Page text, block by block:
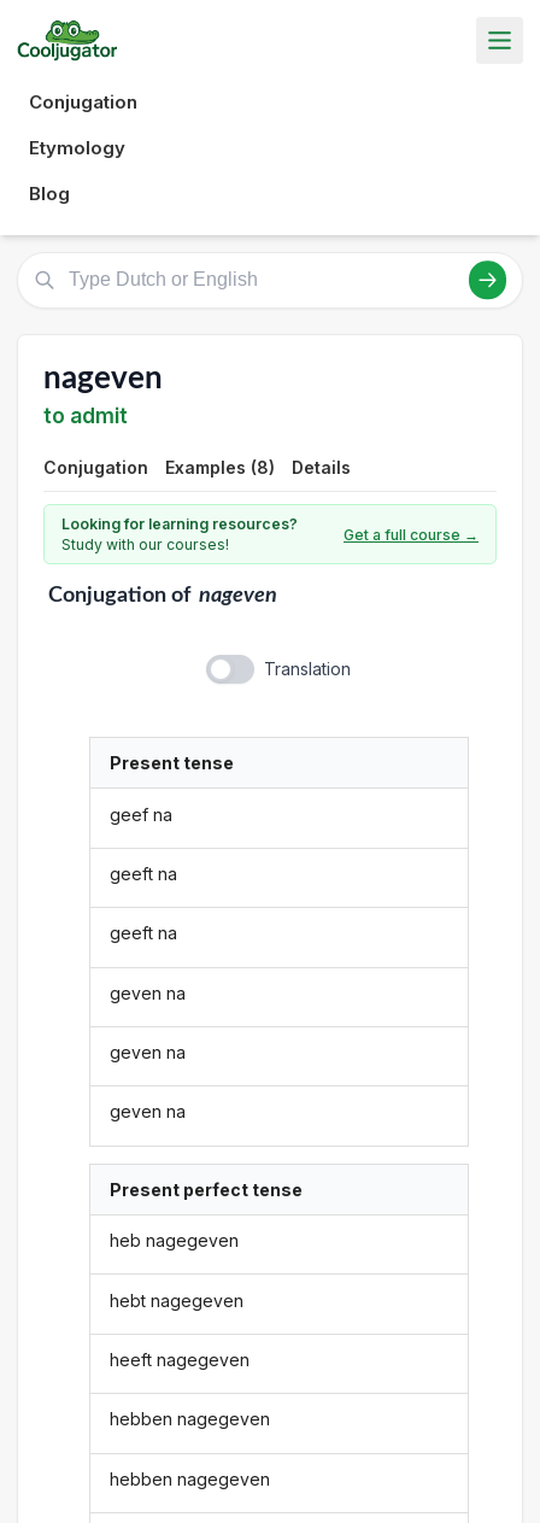
Conjugation
Etymology
Blog
nageven
to admit
Conjugation Examples (8) Details
Looking for learning resources?
Study with our courses!
Get a full course →
Conjugationof nageven
Translation
Present tense
geef na
geeft na
geeft na
geven na
geven na
geven na
Present perfect tense
heb nagegeven
hebt nagegeven
heeft nagegeven
hebben nagegeven
hebben nagegeven